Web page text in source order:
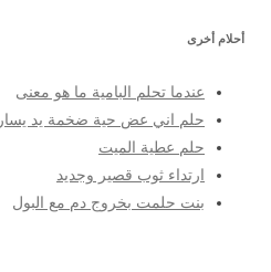
أحلام أخرى
عندما تحلم البامية ما هو معنى
حلم اني عض حية ضخمة يد يسار
حلم عطية الميت
ارتداء ثوب قصير وجديد
بنت حلمت بخروج دم مع البول